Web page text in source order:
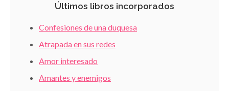
Últimos libros incorporados
Confesiones de una duquesa
Atrapada en sus redes
Amor interesado
Amantes y enemigos